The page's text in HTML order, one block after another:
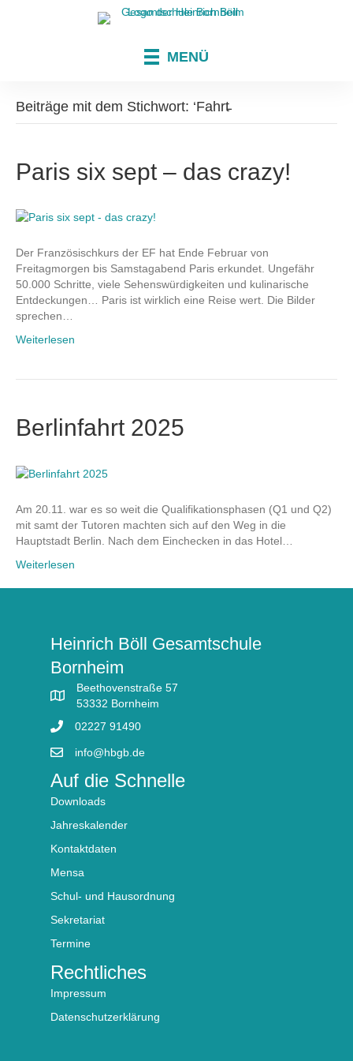
MENÜ
Beiträge mit dem Stichwort: ‘Fahrt̵
Paris six sept – das crazy!
Der Französischkurs der EF hat Ende Februar von
Freitagmorgen bis Samstagabend Paris erkundet. Ungefähr
50.000 Schritte, viele Sehenswürdigkeiten und kulinarische
Entdeckungen… Paris ist wirklich eine Reise wert. Die Bilder
sprechen…
Weiterlesen
Berlinfahrt 2025
Am 20.11. war es so weit die Qualifikationsphasen (Q1 und Q2)
mit samt der Tutoren machten sich auf den Weg in die
Hauptstadt Berlin. Nach dem Einchecken in das Hotel…
Weiterlesen
Heinrich Böll Gesamtschule
Bornheim
Beethovenstraße 57
53332 Bornheim
02227 91490
info@hbgb.de
Auf die Schnelle
Downloads
Jahreskalender
Kontaktdaten
Mensa
Schul- und Hausordnung
Sekretariat
Termine
Rechtliches
Impressum
Datenschutzerklärung